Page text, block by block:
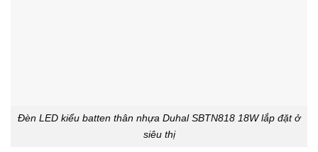
Đèn LED kiểu batten thân nhựa Duhal SBTN818 18W lắp đặt ở
siêu thị